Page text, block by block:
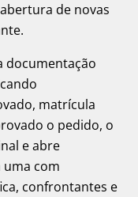
de novas
documentação
matrícula
o pedido, o
e abre
uma com
confrontantes e